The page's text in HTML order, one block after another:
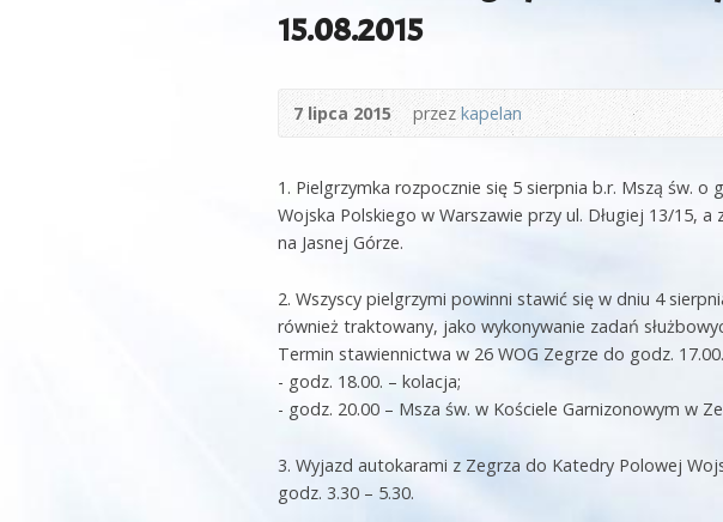
15.08.2015
7 lipca 2015 przezkapelan
1. Pielgrzymka rozpocznie się 5 sierpnia b.r. Mszą św. o
Wojska Polskiego w Warszawie przy ul. Długiej 13/15,
na Jasnej Górze.
2. Wszyscy pielgrzymi powinni stawić się w dniu 4
również traktowany, jako wykonywanie zadań
Termin stawiennictwa w 26 WOG Zegrze do godz. 17.00.
- godz. 18.00. – kolacja;
- godz. 20.00 – Msza św. w Kościele Garnizonowym w
3. Wyjazd autokarami z Zegrza do Katedry Polowej
godz. 3.30 – 5.30.